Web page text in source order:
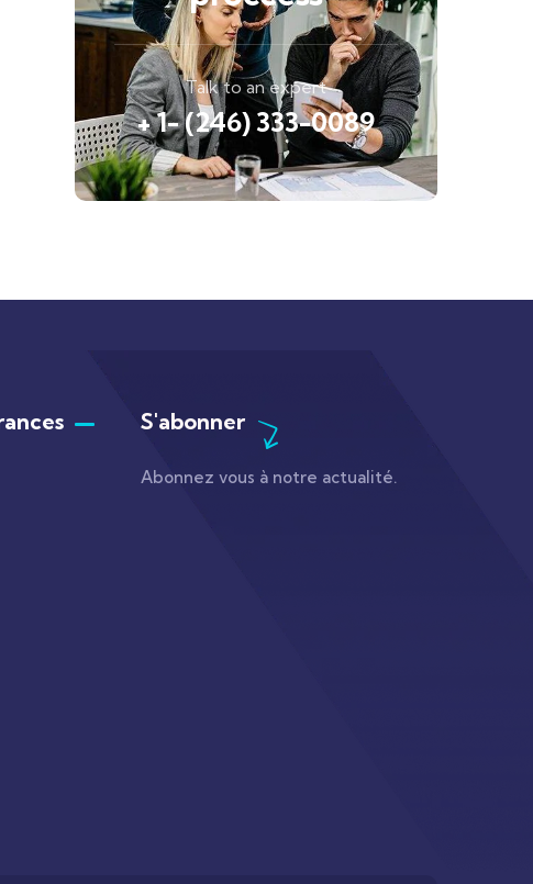
Talk to an expert
+ 1- (246) 333-0089
S'abonner
Abonnez vous à notre actualité.